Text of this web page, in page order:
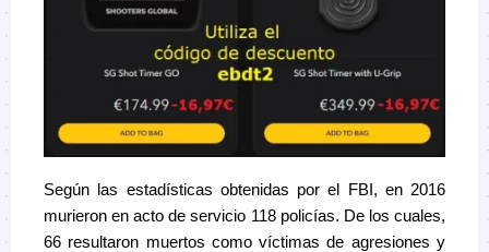
Según las estadísticas obtenidas por el FBI, en 2016
murieron en acto de servicio 118 policías. De los cuales,
66 resultaron muertos como víctimas de agresiones y